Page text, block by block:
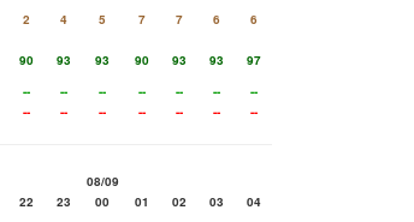
2 4 5 7 7 6
6
90 93 93 90 93 93
97
-- -- -- -- -- --
--
-- -- -- -- -- -- --
08/09
22 23 00 01 02 03
04